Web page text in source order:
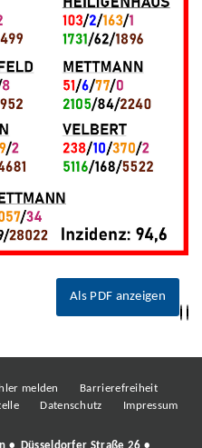
Als PDF anzeigen
melden
Barrierefreiheit
Datenschutz Impressum
• Düsseldorfer Straße 26 •